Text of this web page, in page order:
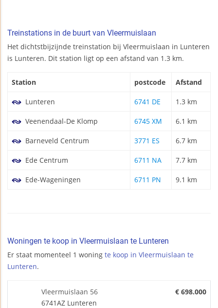
Treinstations in de buurt van Vleermuislaan
Het dichtstbijzijnde treinstation bij Vleermuislaan in Lunteren
is Lunteren. Dit station ligt op een afstand van 1.3 km.
Station postcode Afstand
Lunteren 6741 DE 1.3 km
Veenendaal-De Klomp 6745 XM 6.1 km
Barneveld Centrum 3771 ES 6.7 km
Ede Centrum 6711 NA 7.7 km
Ede-Wageningen 6711 PN 9.1 km
Woningen te koop in Vleermuislaan te Lunteren
Er staat momenteel 1 woning te koop in Vleermuislaan te
Lunteren.
Vleermuislaan 56
6741AZ Lunteren
€ 698.000